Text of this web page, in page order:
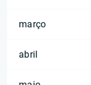
março
abril